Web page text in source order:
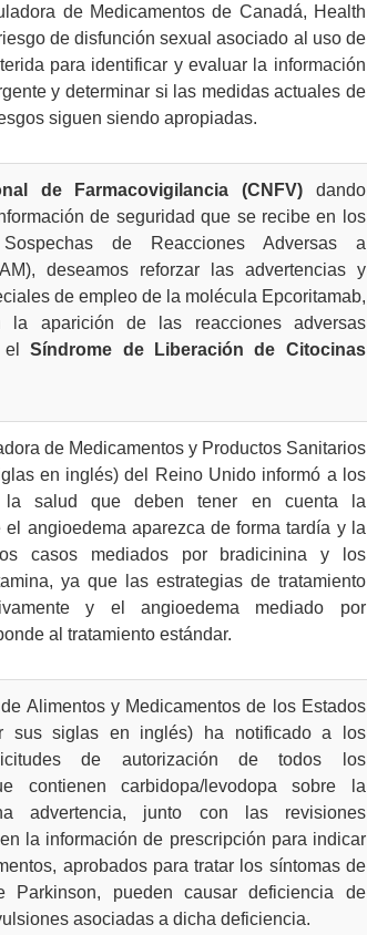
de Medicamentos de Canadá, Health
de disfunción sexual asociado al uso de
para identificar y evaluar la información
y determinar si las medidas actuales de
siguen siendo apropiadas.
de Farmacovigilancia (CNFV) dando
de seguridad que se recibe en los
de Reacciones Adversas a
deseamos reforzar las advertencias y
de empleo de la molécula Epcoritamab,
la aparición de las reacciones adversas
elSíndrome de Liberación de Citocinas
de Medicamentos y Productos Sanitarios
en inglés) del Reino Unido informó a los
la salud que deben tener en cuenta la
angioedema aparezca de forma tardía y la
casos mediados por bradicinina y los
ya que las estrategias de tratamiento
y el angioedema mediado por
al tratamiento estándar.
Alimentos y Medicamentos de los Estados
sus siglas en inglés) ha notificado a los
de autorización de todos los
contienen carbidopa/levodopa sobre la
advertencia, junto con las revisiones
la información de prescripción para indicar
aprobados para tratar los síntomas de
Parkinson, pueden causar deficiencia de
asociadas a dicha deficiencia.